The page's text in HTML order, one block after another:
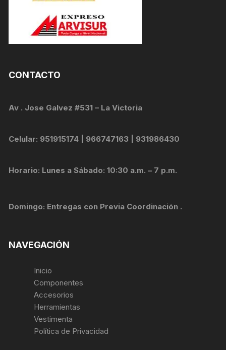
CONTACTO
Av . Jose Galvez #531 – La Victoria
Celular: 951915174 | 966747163 | 931986430
Horario: Lunes a Sábado: 10:30 a.m. – 7 p.m.
Domingo: Entregas con Previa Coordinación .
NAVEGACIÓN
Inicio
Componentes
Accesorios
Herramientas
Vestimenta
Política de Privacidad